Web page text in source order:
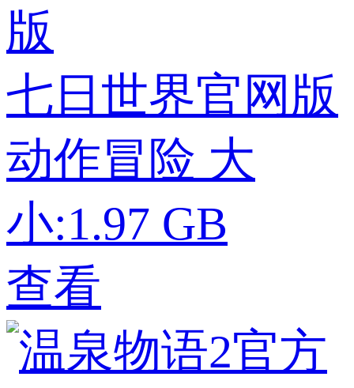
七日世界官网版
动作冒险 大
小:1.97 GB
查看